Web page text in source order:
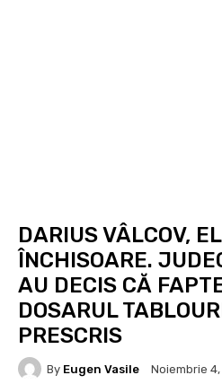
DARIUS VÂLCOV,
ÎNCHISOARE.
AU DECIS CĂ
DOSARUL
PRESCRIS
By Eugen Vasile Noiembrie